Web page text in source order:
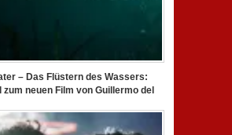
– Das Flüstern des Wassers:
zum neuen Film von Guillermo del